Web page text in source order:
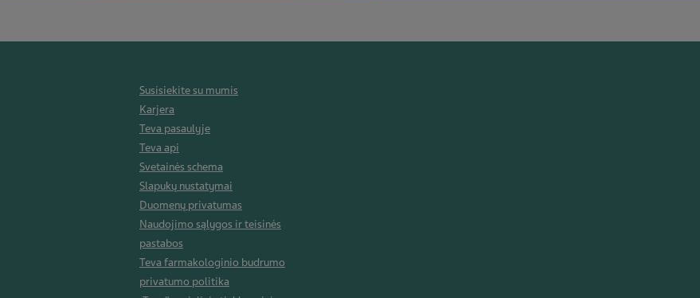
Susisiekite su mumis
Karjera
Teva pasaulyje
Teva api
Svetainės schema
Slapukų nustatymai
Duomenų privatumas
Naudojimo sąlygos ir teisinės
pastabos
Teva farmakologinio budrumo
privatumo politika